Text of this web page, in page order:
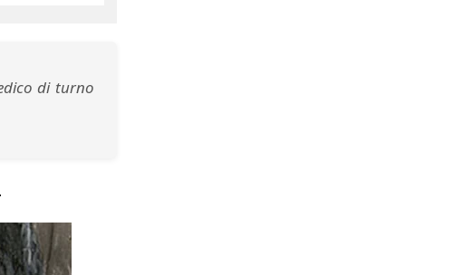
di turno